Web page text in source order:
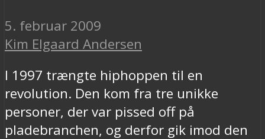
5. februar 2009
Kim Elgaard Andersen
I 1997 trængte hiphoppen til en
revolution. Den kom fra tre unikke
personer, der var pissed off på
pladebranchen, og derfor gik imod den